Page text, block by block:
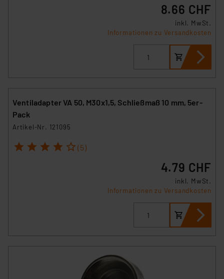
besteht etwa das Risiko, dass US-Behörden
Überwachungsprogrammen verarbeiten, ohne dass
hiergegen Klagemöglichkeiten für Europäer bestehen.
Unsere Kooperation mit diesen Dienstleistern stützt
insbesondere der Art der übermittelten Daten,
Impressum|Datenschutzerklärung
8.66 CHF
inkl. MwSt.
Informationen zu Versandkosten
Ventiladapter VA 50, M30x1,5, Schließmaß 10 mm, 5er-
Pack
Artikel-Nr. 121095
1 2 3 4 5 (5)
4.79 CHF
inkl. MwSt.
Informationen zu Versandkosten